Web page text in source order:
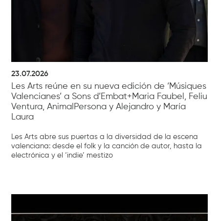
23.07.2026
Les Arts reúne en su nueva edición de ‘Músiques
Valencianes’ a Sons d’Embat+Maria Faubel, Feliu
Ventura, AnimalPersona y Alejandro y María
Laura
Les Arts abre sus puertas a la diversidad de la escena
valenciana: desde el folk y la canción de autor, hasta la
electrónica y el ‘indie’ mestizo